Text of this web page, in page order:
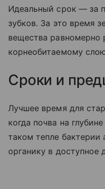
Идеальный срок — за
зубков. За это время
вещества равномерно
корнеобитаемому
Сроки и
Лучшее время для
когда почва на
таком тепле бактерии
органику в доступное